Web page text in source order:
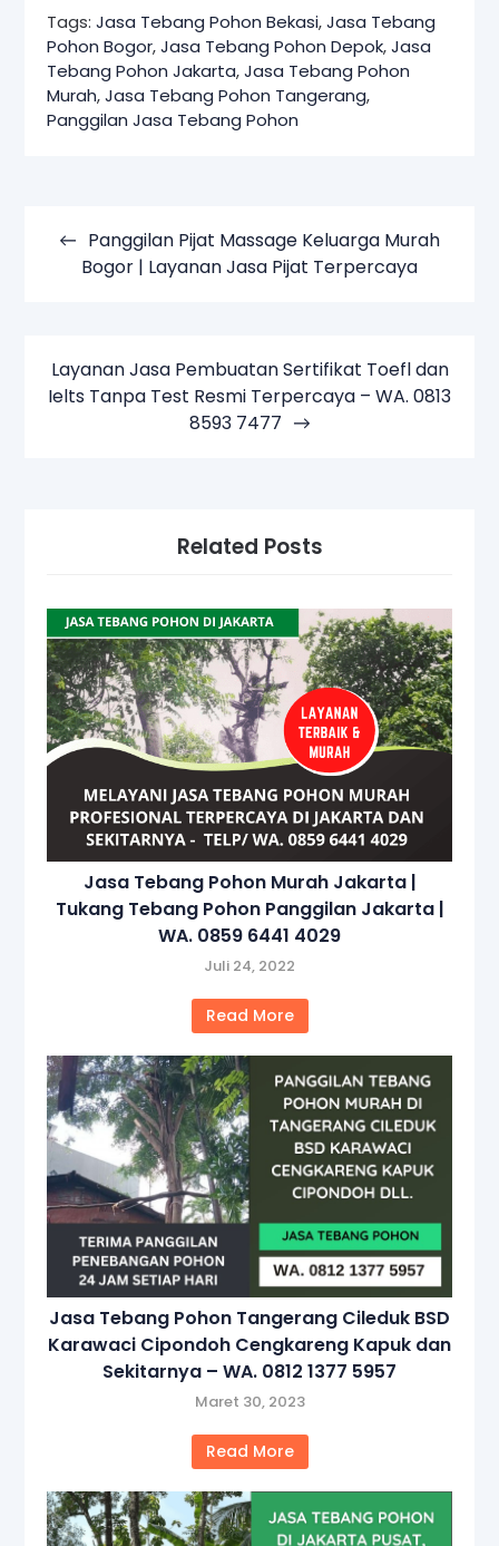
Tags:Jasa Tebang Pohon Bekasi,Jasa Tebang
Pohon Bogor,Jasa Tebang Pohon Depok,Jasa
Tebang Pohon Jakarta,Jasa Tebang Pohon
Murah,Jasa Tebang Pohon Tangerang,
Panggilan Jasa Tebang Pohon
pos
Panggilan Pijat Massage Keluarga Murah
Bogor | Layanan Jasa Pijat Terpercaya
Layanan Jasa Pembuatan Sertifikat Toefl dan
Ielts Tanpa Test Resmi Terpercaya – WA. 0813
8593 7477
Related Posts
Jasa Tebang Pohon Murah Jakarta |
Tukang Tebang Pohon Panggilan Jakarta |
WA. 0859 6441 4029
Juli 24, 2022
Read More
Jasa Tebang Pohon Tangerang Cileduk BSD
Karawaci Cipondoh Cengkareng Kapuk dan
Sekitarnya – WA. 0812 1377 5957
Maret 30, 2023
Read More